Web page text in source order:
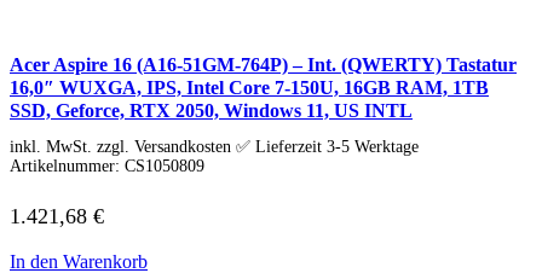
Acer Aspire 16 (A16-51GM-764P) – Int. (QWERTY) Tastatur
16,0″ WUXGA, IPS, Intel Core 7-150U, 16GB RAM, 1TB
SSD, Geforce, RTX 2050, Windows 11, US INTL
inkl. MwSt. zzgl. Versandkosten ✅ Lieferzeit 3-5 Werktage
Artikelnummer: CS1050809
1.421,68 €
In den Warenkorb